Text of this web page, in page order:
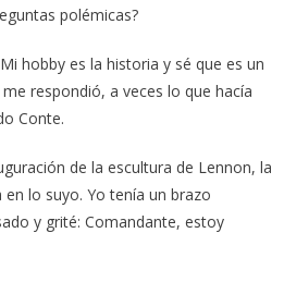
polémicas?
hobby es la historia y sé que es un
respondió, a veces lo que hacía
Conte.
de la escultura de Lennon, la
lo suyo. Yo tenía un brazo
y grité: Comandante, estoy